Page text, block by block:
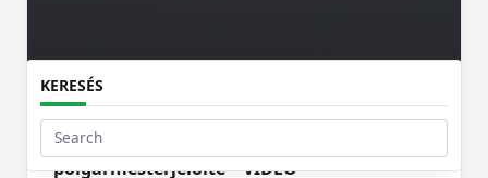
Városunk
Megvan a jövő évi választás első egri
polgármesterjelölte – VIDEÓ
KERESÉS
Search
for: